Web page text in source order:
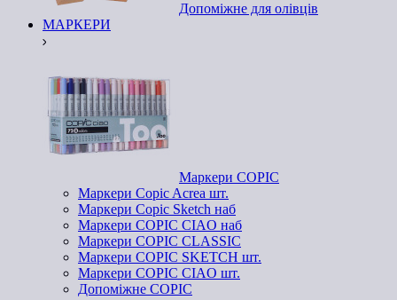
Допоміжне для олівців
МАРКЕРИ
Маркери COPIC
Маркери Copic Acrea шт.
Маркери Copic Sketch наб
Маркери COPIC CIAO наб
Маркери COPIC CLASSIC
Маркери COPIC SKETCH шт.
Маркери COPIC CIAO шт.
Допоміжне COPIC